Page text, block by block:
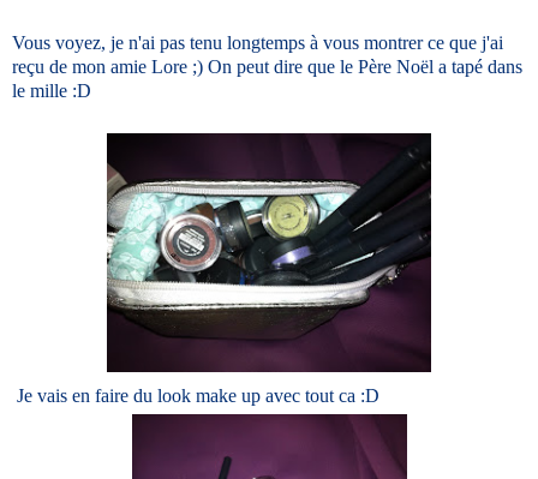
Vous voyez, je n'ai pas tenu longtemps à vous montrer ce que j'ai
reçu de mon amie Lore ;) On peut dire que le Père Noël a tapé dans
le mille :D
Je vais en faire du look make up avec tout ca :D